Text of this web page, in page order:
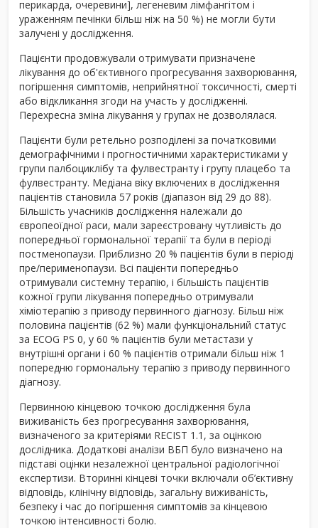
перикарда, очеревини], легеневим лімфангітом і
ураженням печінки більш ніж на 50 %) не могли бути
залучені у дослідження.
Пацієнти продовжували отримувати призначене
лікування до об'єктивного прогресування захворювання,
погіршення симптомів, неприйнятної токсичності, смерті
або відкликання згоди на участь у дослідженні.
Перехресна зміна лікування у групах не дозволялася.
Пацієнти були ретельно розподілені за початковими
демографічними і прогностичними характеристиками у
групи палбоциклібу та фулвестранту і групу плацебо та
фулвестранту. Медіана віку включених в дослідження
пацієнтів становила 57 років (діапазон від 29 до 88).
Більшість учасників дослідження належали до
європеоїдної раси, мали зареєстровану чутливість до
попередньої гормональної терапії та були в періоді
постменопаузи. Приблизно 20 % пацієнтів були в періоді
пре/перименопаузи. Всі пацієнти попередньо
отримували системну терапію, і більшість пацієнтів
кожної групи лікування попередньо отримували
хіміотерапію з приводу первинного діагнозу. Більш ніж
половина пацієнтів (62 %) мали функціональний статус
за ECOG PS 0, у 60 % пацієнтів були метастази у
внутрішні органи і 60 % пацієнтів отримали більш ніж 1
попередню гормональну терапію з приводу первинного
діагнозу.
Первинною кінцевою точкою дослідження була
виживаність без прогресування захворювання,
визначеного за критеріями RECIST 1.1, за оцінкою
дослідника. Додаткові аналізи ВБП було визначено на
підставі оцінки незалежної центральної радіологічної
експертизи. Вторинні кінцеві точки включали об’єктивну
відповідь, клінічну відповідь, загальну виживаність,
безпеку і час до погіршення симптомів за кінцевою
точкою інтенсивності болю.